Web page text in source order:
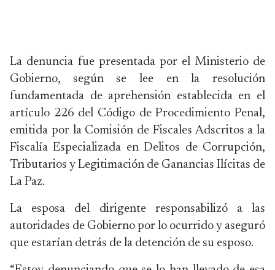
La denuncia fue presentada por el Ministerio de
Gobierno, según se lee en la resolución
fundamentada de aprehensión establecida en el
artículo 226 del Código de Procedimiento Penal,
emitida por la Comisión de Fiscales Adscritos a la
Fiscalía Especializada en Delitos de Corrupción,
Tributarios y Legitimación de Ganancias Ilícitas de
La Paz.
La esposa del dirigente responsabilizó a las
autoridades de Gobierno por lo ocurrido y aseguró
que estarían detrás de la detención de su esposo.